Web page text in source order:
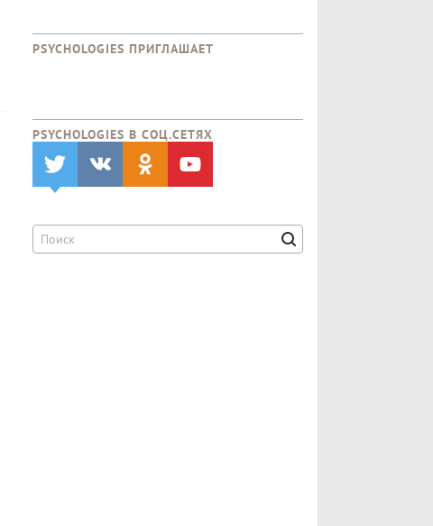
PSYCHOLOGIES ПРИГЛАШАЕТ
PSYCHOLOGIES В CОЦ.СЕТЯХ